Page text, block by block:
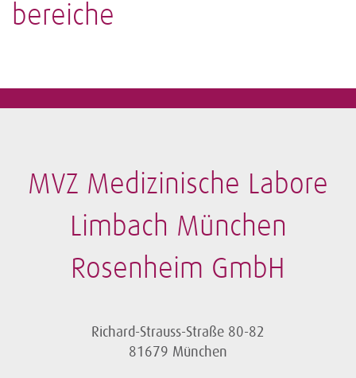
bereiche
MVZ Medizinische Labore
Limbach München
Rosenheim GmbH
Richard-Strauss-Straße 80-82
81679 München